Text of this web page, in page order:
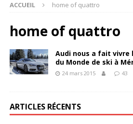
ACCUEIL home of quattro
home of quattro
Audi nous a fait vivre
du Monde de ski à
24 mars 2015 43
ARTICLES RÉCENTS